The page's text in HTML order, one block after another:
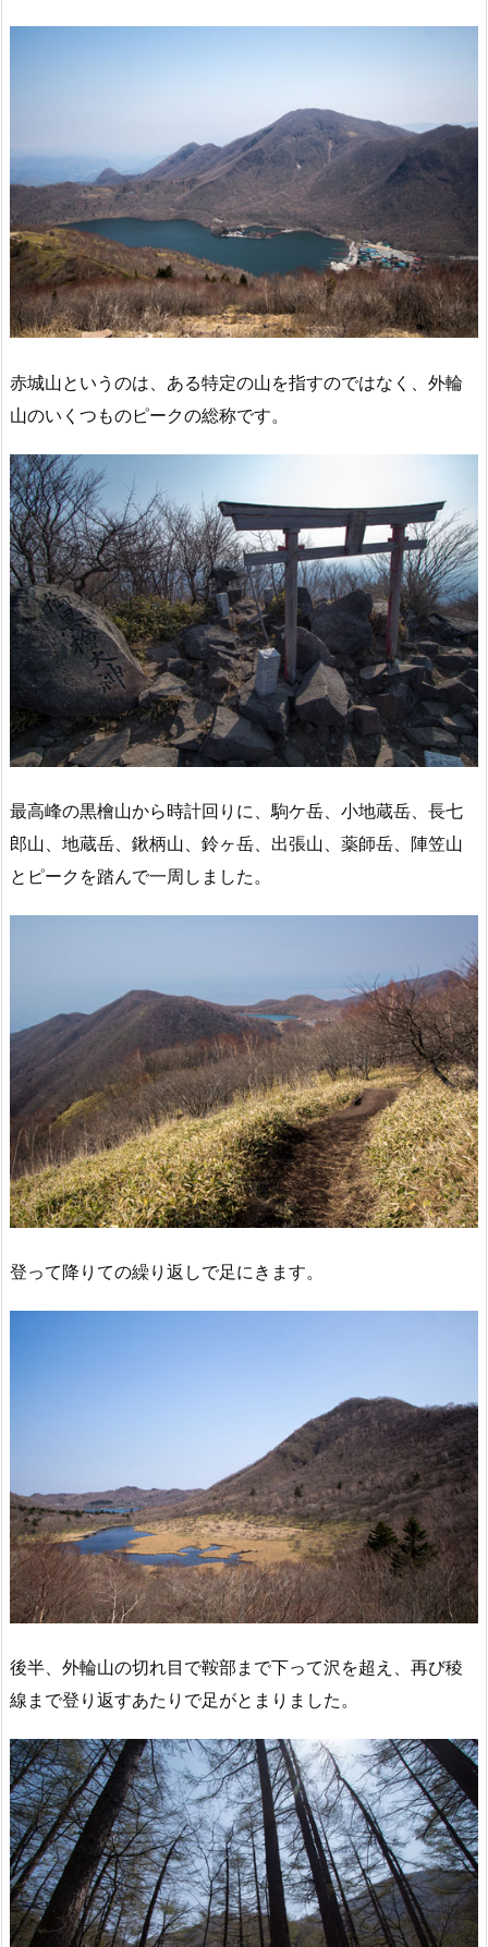
赤城山というのは、ある特定の山を指すのではなく、外輪
山のいくつものピークの総称です。
最高峰の黒檜山から時計回りに、駒ケ岳、小地蔵岳、長七
郎山、地蔵岳、鍬柄山、鈴ヶ岳、出張山、薬師岳、陣笠山
とピークを踏んで一周しました。
登って降りての繰り返しで足にきます。
後半、外輪山の切れ目で鞍部まで下って沢を超え、再び稜
線まで登り返すあたりで足がとまりました。